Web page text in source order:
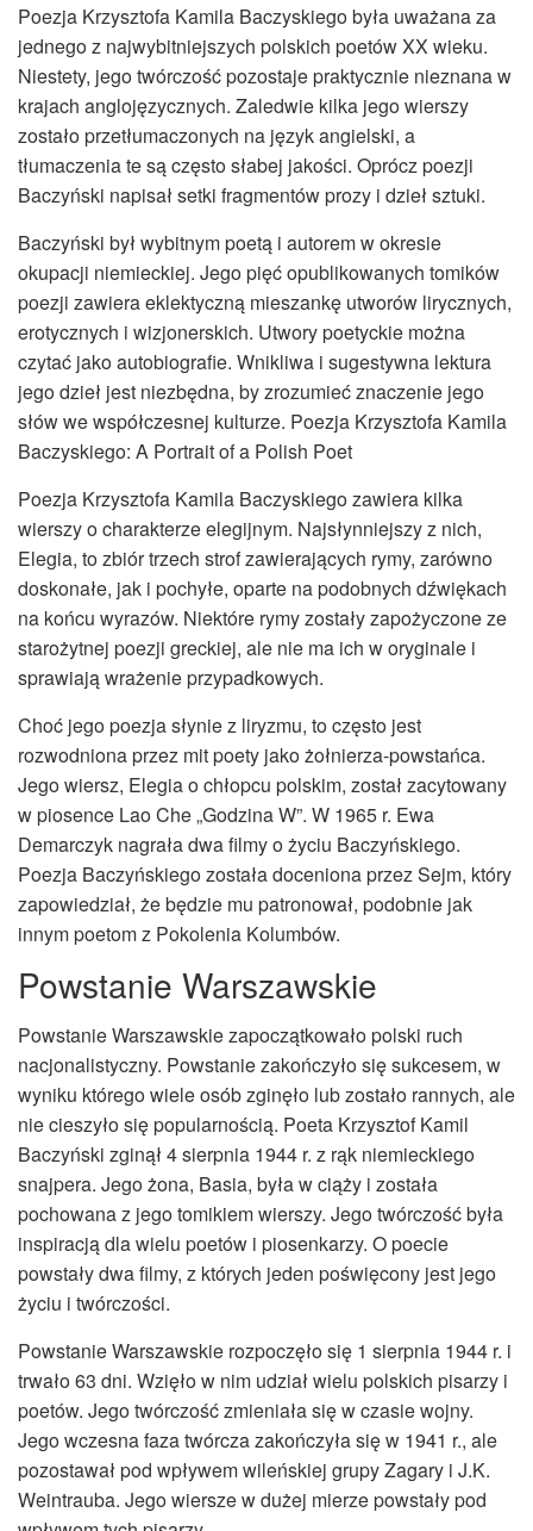
Poezja Krzysztofa Kamila Baczyskiego była uważana za
jednego z najwybitniejszych polskich poetów XX wieku.
Niestety, jego twórczość pozostaje praktycznie nieznana w
krajach anglojęzycznych. Zaledwie kilka jego wierszy
zostało przetłumaczonych na język angielski, a
tłumaczenia te są często słabej jakości. Oprócz poezji
Baczyński napisał setki fragmentów prozy i dzieł sztuki.
Baczyński był wybitnym poetą i autorem w okresie
okupacji niemieckiej. Jego pięć opublikowanych tomików
poezji zawiera eklektyczną mieszankę utworów lirycznych,
erotycznych i wizjonerskich. Utwory poetyckie można
czytać jako autobiografie. Wnikliwa i sugestywna lektura
jego dzieł jest niezbędna, by zrozumieć znaczenie jego
słów we współczesnej kulturze. Poezja Krzysztofa Kamila
Baczyskiego: A Portrait of a Polish Poet
Poezja Krzysztofa Kamila Baczyskiego zawiera kilka
wierszy o charakterze elegijnym. Najsłynniejszy z nich,
Elegia, to zbiór trzech strof zawierających rymy, zarówno
doskonałe, jak i pochyłe, oparte na podobnych dźwiękach
na końcu wyrazów. Niektóre rymy zostały zapożyczone ze
starożytnej poezji greckiej, ale nie ma ich w oryginale i
sprawiają wrażenie przypadkowych.
Choć jego poezja słynie z liryzmu, to często jest
rozwodniona przez mit poety jako żołnierza-powstańca.
Jego wiersz, Elegia o chłopcu polskim, został zacytowany
w piosence Lao Che „Godzina W”. W 1965 r. Ewa
Demarczyk nagrała dwa filmy o życiu Baczyńskiego.
Poezja Baczyńskiego została doceniona przez Sejm, który
zapowiedział, że będzie mu patronował, podobnie jak
innym poetom z Pokolenia Kolumbów.
Powstanie Warszawskie
Powstanie Warszawskie zapoczątkowało polski ruch
nacjonalistyczny. Powstanie zakończyło się sukcesem, w
wyniku którego wiele osób zginęło lub zostało rannych, ale
nie cieszyło się popularnością. Poeta Krzysztof Kamil
Baczyński zginął 4 sierpnia 1944 r. z rąk niemieckiego
snajpera. Jego żona, Basia, była w ciąży i została
pochowana z jego tomikiem wierszy. Jego twórczość była
inspiracją dla wielu poetów i piosenkarzy. O poecie
powstały dwa filmy, z których jeden poświęcony jest jego
życiu i twórczości.
Powstanie Warszawskie rozpoczęło się 1 sierpnia 1944 r. i
trwało 63 dni. Wzięło w nim udział wielu polskich pisarzy i
poetów. Jego twórczość zmieniała się w czasie wojny.
Jego wczesna faza twórcza zakończyła się w 1941 r., ale
pozostawał pod wpływem wileńskiej grupy Zagary i J.K.
Weintrauba. Jego wiersze w dużej mierze powstały pod